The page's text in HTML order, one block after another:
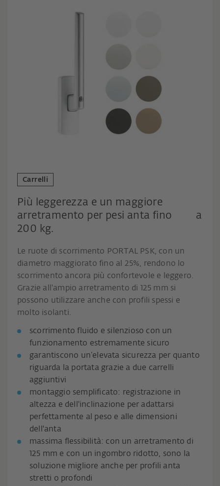
Carrelli
Più leggerezza e un maggiore
arretramento per pesi anta fino a
200 kg.
Le ruote di scorrimento PORTAL PSK, con un
diametro maggiorato fino al 25%, rendono lo
scorrimento ancora più confortevole e leggero.
Grazie all'ampio arretramento di 125 mm si
possono utilizzare anche con profili spessi e
molto isolanti.
scorrimento fluido e silenzioso con un
funzionamento estremamente sicuro
garantiscono un’elevata sicurezza per quanto
riguarda la portata grazie a due carrelli
aggiuntivi
montaggio semplificato: registrazione in
altezza e dell'inclinazione per adattarsi
perfettamente al peso e alle dimensioni
dell'anta
massima flessibilità: con un arretramento di
125 mm e con un ingombro ridotto, sono la
soluzione migliore anche per profili anta
stretti o profondi